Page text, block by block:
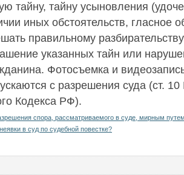
тайну, тайну усыновления
иных обстоятельств, гласное
правильному
указанных тайн или
Фотосъемка и
с разрешения суда (ст. 10
Кодекса РФ).
спора, рассматриваемого в суде, мирным
в суд по судебной повестке?